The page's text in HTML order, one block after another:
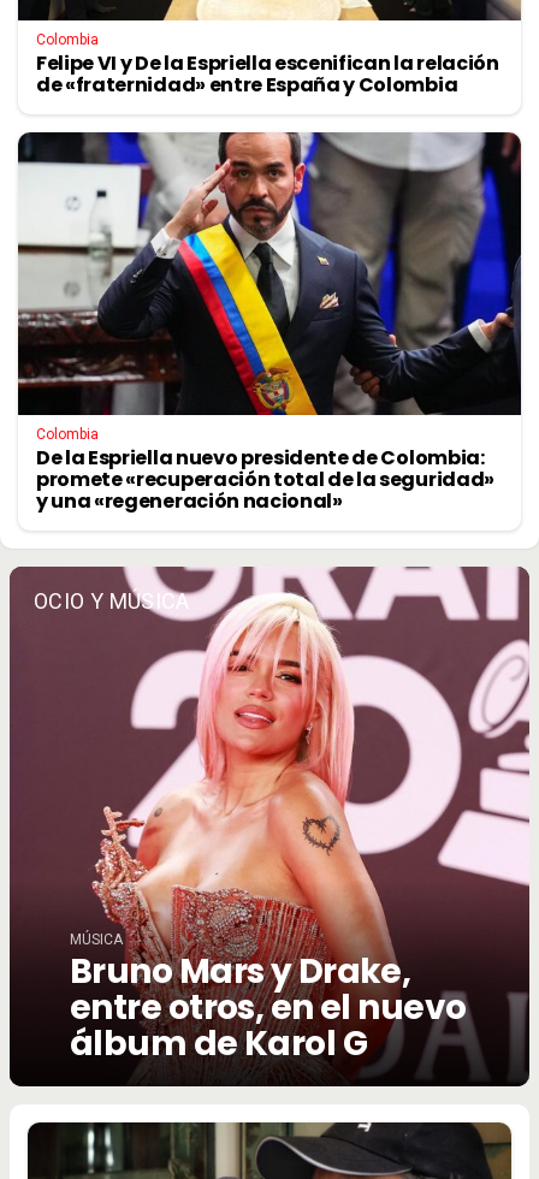
Colombia
Felipe VI y De la Espriella escenifican la relación
de «fraternidad» entre España y Colombia
Colombia
De la Espriella nuevo presidente de Colombia:
promete «recuperación total de la seguridad»
y una «regeneración nacional»
OCIO Y MÚSICA
MÚSICA
Bruno Mars y Drake,
entre otros, en el nuevo
álbum de Karol G